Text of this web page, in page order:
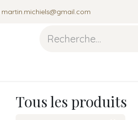
martin.michiels@gmail.com
Tous les produits